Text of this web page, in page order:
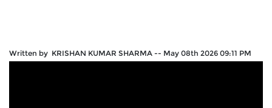
Written by KRISHAN KUMAR SHARMA -- May 08th 2026 09:11 PM